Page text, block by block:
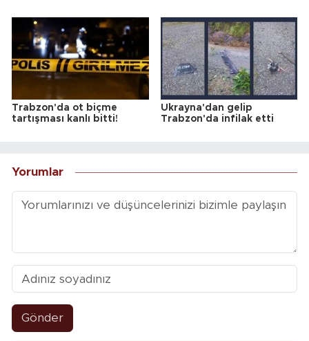
Trabzon'da ot biçme
tartışması kanlı bitti!
Ukrayna'dan gelip
Trabzon'da infilak etti
Yorumlar
Gönder